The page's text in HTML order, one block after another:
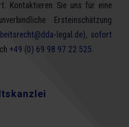
Kontaktieren Sie uns für eine
Ersteinschätzung
@dda-legal.de), sofort
+49 (0) 69 98 97 22 525.